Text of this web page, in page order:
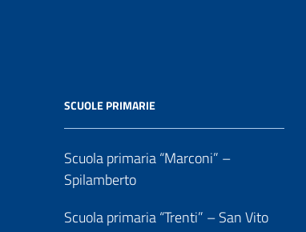
SCUOLE PRIMARIE
Scuola primaria “Marconi” –
Spilamberto
Scuola primaria “Trenti” – San Vito